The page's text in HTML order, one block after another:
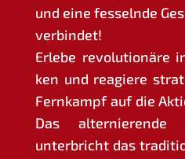
und eine fes­seln­de
verbindet!
Erle­be revo­lu­tio­nä­re
ken und reagie­re
Fern­kampf auf die
Das alter­nie­ren­de
unter­bricht das